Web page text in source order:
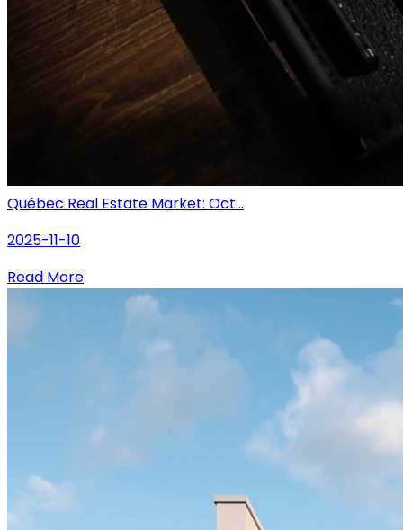
Québec Real Estate Market: Oct...
2025-11-10
Read More